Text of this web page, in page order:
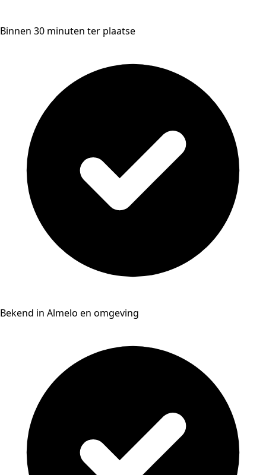
Binnen 30 minuten ter plaatse
Bekend in Almelo en omgeving